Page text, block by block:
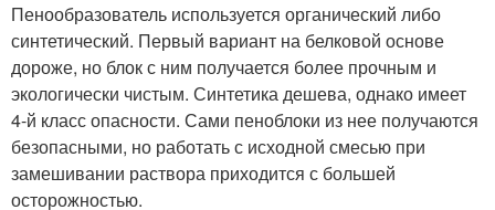
Пенообразователь используется органический либо
синтетический. Первый вариант на белковой основе
дороже, но блок с ним получается более прочным и
экологически чистым. Синтетика дешева, однако имеет
4-й класс опасности. Сами пеноблоки из нее получаются
безопасными, но работать с исходной смесью при
замешивании раствора приходится с большей
осторожностью.